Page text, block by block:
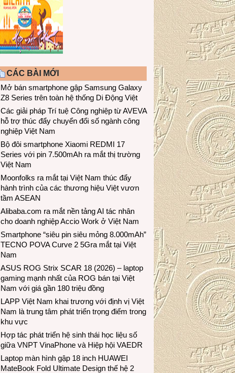
CÁC BÀI MỚI
Mở bán smartphone gập Samsung Galaxy
Z8 Series trên toàn hệ thống Di Động Việt
Các giải pháp Trí tuệ Công nghiệp từ AVEVA
hỗ trợ thúc đẩy chuyển đổi số ngành công
nghiệp Việt Nam
Bộ đôi smartphone Xiaomi REDMI 17
Series với pin 7.500mAh ra mắt thị trường
Việt Nam
Moonfolks ra mắt tại Việt Nam thúc đẩy
hành trình của các thương hiệu Việt vươn
tầm ASEAN
Alibaba.com ra mắt nền tảng AI tác nhân
cho doanh nghiệp Accio Work ở Việt Nam
Smartphone “siêu pin siêu mỏng 8.000mAh”
TECNO POVA Curve 2 5Gra mắt tại Việt
Nam
ASUS ROG Strix SCAR 18 (2026) – laptop
gaming mạnh nhất của ROG bán tại Việt
Nam với giá gần 180 triệu đồng
LAPP Việt Nam khai trương với định vị Việt
Nam là trung tâm phát triển trọng điểm trong
khu vực
Hợp tác phát triển hệ sinh thái học liệu số
giữa VNPT VinaPhone và Hiệp hội VAEDR
Laptop màn hình gập 18 inch HUAWEI
MateBook Fold Ultimate Design thế hệ 2